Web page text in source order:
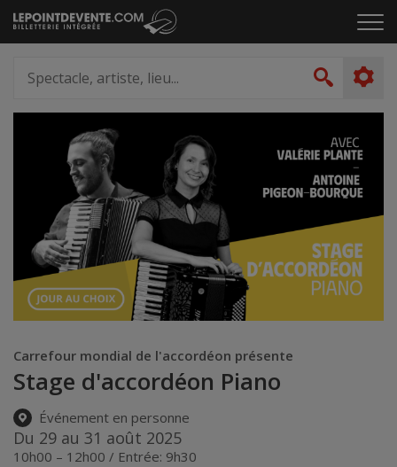
Passer
au
le
artiste,
lieu...
Carrefour mondial de l'accordéon présente
Stage d'accordéon Piano
Événement en personne
Du 29 au 31 août 2025
10h00 – 12h00 / Entrée: 9h30